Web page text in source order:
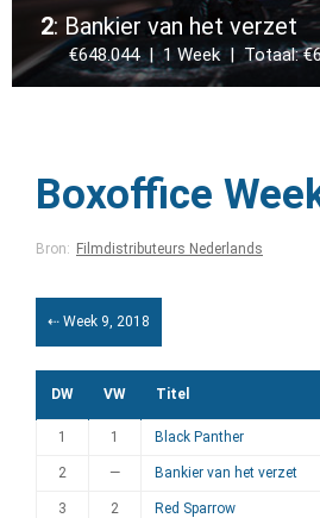
2: Bankier van het verzet
€648.044 | 1 Week | Totaal:
Boxoffice
Bron: Filmdistributeurs Nederlands
⇠ Week 9, 2018
DW VW Titel
1 1 Black Panther
2 — Bankier van het verzet
3 2 Red Sparrow